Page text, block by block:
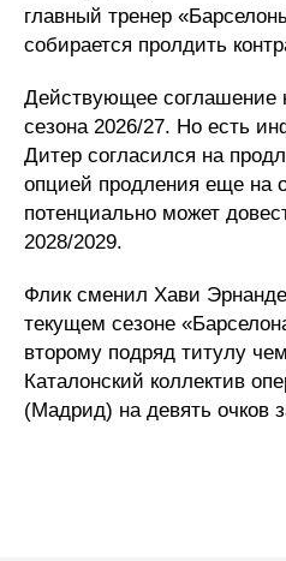
главный тренер
собирается пролдить
Действующее соглашение
сезона 2026/27. Но есть
Дитер согласился на
опцией продления еще на
потенциально может
2028/2029.
Флик сменил Хави
текущем сезоне
второму подряд титулу
Каталонский коллектив
(Мадрид) на девять очков